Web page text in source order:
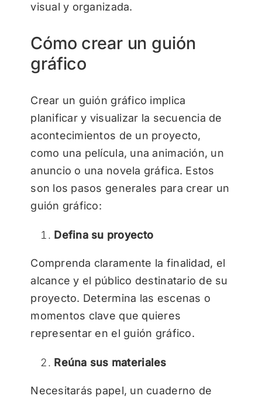
visual y organizada.
Cómo crear un guión
gráfico
Crear un guión gráfico implica
planificar y visualizar la secuencia de
acontecimientos de un proyecto,
como una película, una animación, un
anuncio o una novela gráfica. Estos
son los pasos generales para crear un
guión gráfico:
Defina su proyecto
Comprenda claramente la finalidad, el
alcance y el público destinatario de su
proyecto. Determina las escenas o
momentos clave que quieres
representar en el guión gráfico.
Reúna sus materiales
Necesitarás papel, un cuaderno de